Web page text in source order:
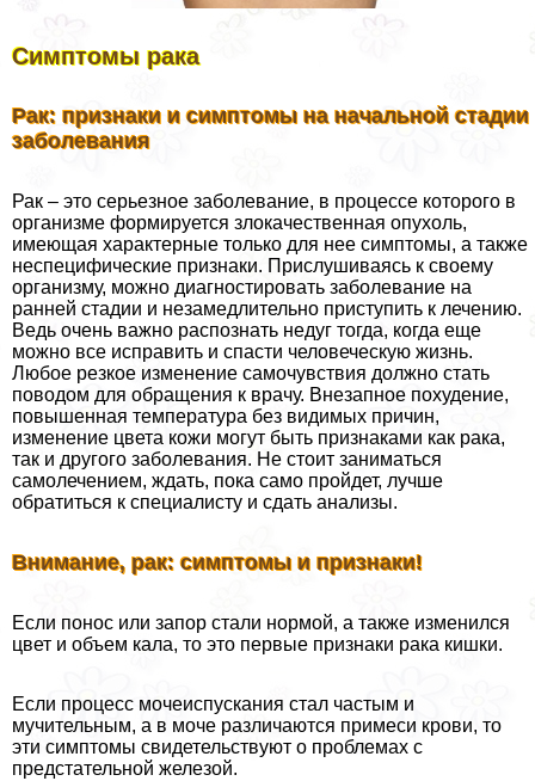
Симптомы paка
Рак: признаки и симптомы на начальной стадии
заболевания
Рак – это серьезное заболевание, в процессе которого в
организме формируется злокачественная опухоль,
имеющая хаpaктерные только для нее симптомы, а также
неспецифические признаки. Прислушиваясь к своему
организму, можно диагностировать заболевание на
ранней стадии и незамедлительно приступить к лечению.
Ведь очень важно распознать недуг тогда, когда еще
можно все исправить и спасти человеческую жизнь.
Любое резкое изменение самочувствия должно стать
поводом для обращения к врачу. Внезапное похудение,
повышенная температура без видимых причин,
изменение цвета кожи могут быть признаками как paка,
так и другого заболевания. Не стоит заниматься
самолечением, ждать, пока само пройдет, лучше
обратиться к специалисту и сдать анализы.
Внимание, paк: симптомы и признаки!
Если понос или запор стали нормой, а также изменился
цвет и объем кала, то это первые признаки paка кишки.
Если процесс мочеиспускания стал частым и
мучительным, а в моче различаются примеси крови, то
эти симптомы свидетельствуют о проблемах с
предстательной железой.